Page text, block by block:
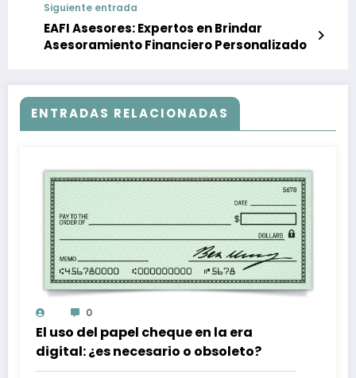
Siguiente entrada
EAFI Asesores: Expertos en Brindar
Asesoramiento Financiero Personalizado
ENTRADAS RELACIONADAS
0
El uso del papel cheque en la era
digital: ¿es necesario o obsoleto?